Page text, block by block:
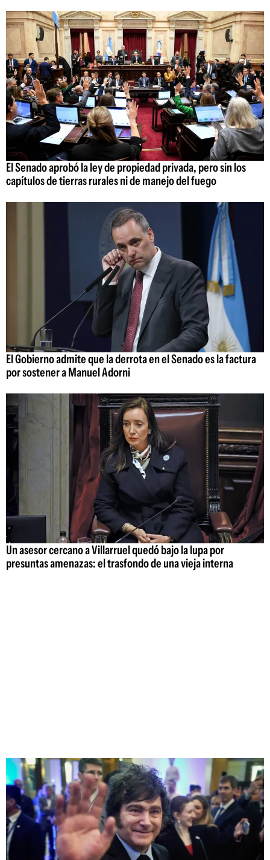
El Senado aprobó la ley de propiedad privada, pero sin los
capítulos de tierras rurales ni de manejo del fuego
El Gobierno admite que la derrota en el Senado es la factura
por sostener a Manuel Adorni
Un asesor cercano a Villarruel quedó bajo la lupa por
presuntas amenazas: el trasfondo de una vieja interna